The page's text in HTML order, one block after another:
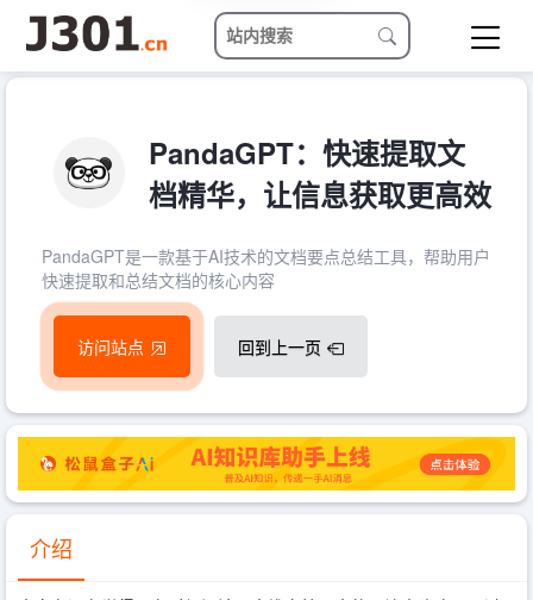
PandaGPT：快速提取文
档精华，让信息获取更高效
PandaGPT是一款基于AI技术的文档要点总结工具，帮助用户
快速提取和总结文档的核心内容
访问站点 回到上一页
介绍